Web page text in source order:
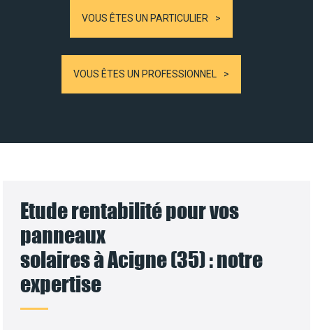
VOUS ÊTES UN PARTICULIER
VOUS ÊTES UN PROFESSIONNEL
Etude rentabilité pour vos
panneaux
solaires à Acigne (35) : notre
expertise